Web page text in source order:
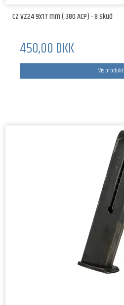
CZ VZ24 9x17 mm (.380 ACP) - 8 skud
450,00 DKK
Vis produkt